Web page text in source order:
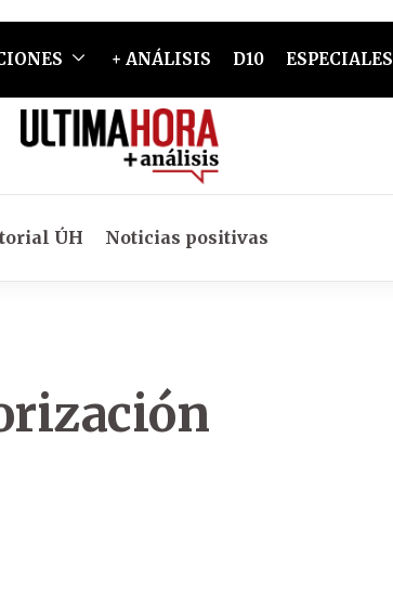
+ ANÁLISIS D10 ESPECIALES
ÚH Noticias positivas